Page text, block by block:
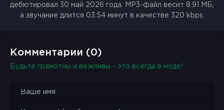
дебютировал 30 май 2026 года. MP3-файл весит 8.91 МБ,
а звучание длится 03:54 минут в качестве 320 kbps.
Комментарии (0)
Будьте грамотны и вежливы - это всегда в моде!